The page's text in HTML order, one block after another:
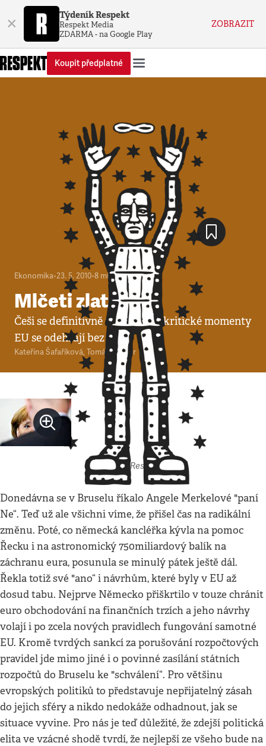
× Týdeník Respekt
Respekt Media
ZDARMA - na Google Play
ZOBRAZIT
Koupit předplatné
Ekonomika•23. 5. 2010•8 minut
Mlčeti zlato
Češi se definitivně rozhodli, že kritické momenty
EU se odehrají bez nich
Kateřina Šafaříková, Tomáš Sacher
Autor: Respekt
Donedávna se v Bruselu říkalo Angele Merkelové "paní
Ne“. Teď už ale všichni víme, že přišel čas na radikální
změnu. Poté, co německá kancléřka kývla na pomoc
Řecku i na astronomický 750miliardový balík na
záchranu eura, posunula se minulý pátek ještě dál.
Řekla totiž své "ano“ i návrhům, které byly v EU až
dosud tabu. Nejprve Německo přiškrtilo v touze chránit
euro obchodování na finančních trzích a jeho návrhy
volají i po zcela nových pravidlech fungování samotné
EU. Kromě tvrdých sankcí za porušování rozpočtových
pravidel jde mimo jiné i o povinné zasílání státních
rozpočtů do Bruselu ke "schválení“. Pro většinu
evropských politiků to představuje nepřijatelný zásah
do jejich sféry a nikdo nedokáže odhadnout, jak se
situace vyvine. Pro nás je teď důležité, že zdejší politická
elita ve vzácné shodě tvrdí, že nejlepší ze všeho bude na